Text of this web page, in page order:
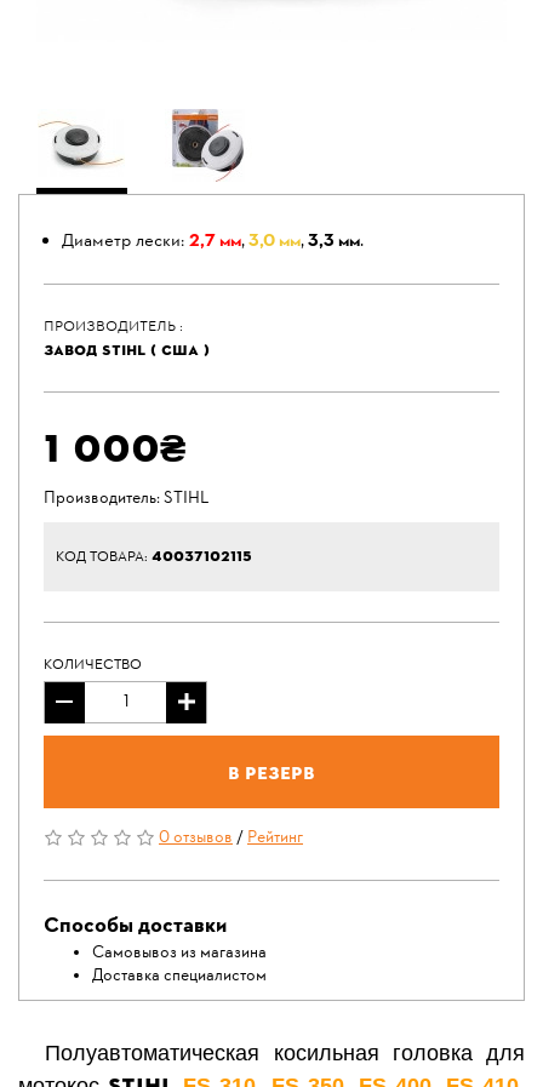
Диаметр лески:2,7 мм,3,0 мм,3,3 мм.
ПРОИЗВОДИТЕЛЬ :
ЗАВОД STIHL ( США )
1 000₴
Производитель:STIHL
КОД ТОВАРА: 40037102115
КОЛИЧЕСТВО
В резерв
0 отзывов/Рейтинг
Способы доставки
Самовывоз из магазина
Доставка специалистом
Полуавтоматическая косильная головка для